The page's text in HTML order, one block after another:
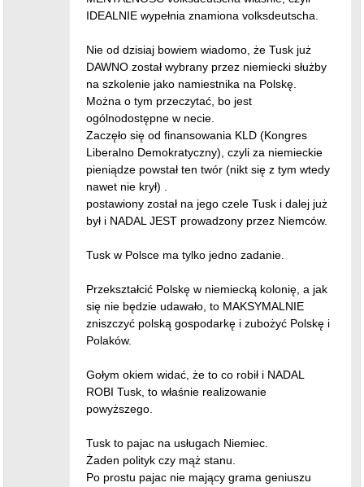
IDEALNIE wypełnia znamiona volksdeutscha.
Nie od dzisiaj bowiem wiadomo, że Tusk już
DAWNO został wybrany przez niemiecki służby
na szkolenie jako namiestnika na Polskę.
Można o tym przeczytać, bo jest
ogólnodostępne w necie.
Zaczęło się od finansowania KLD (Kongres
Liberalno Demokratyczny), czyli za niemieckie
pieniądze powstał ten twór (nikt się z tym wtedy
nawet nie krył) .
postawiony został na jego czele Tusk i dalej już
był i NADAL JEST prowadzony przez Niemców.
Tusk w Polsce ma tylko jedno zadanie.
Przekształcić Polskę w niemiecką kolonię, a jak
się nie będzie udawało, to MAKSYMALNIE
zniszczyć polską gospodarkę i zubożyć Polskę i
Polaków.
Gołym okiem widać, że to co robił i NADAL
ROBI Tusk, to właśnie realizowanie
powyższego.
Tusk to pajac na usługach Niemiec.
Żaden polityk czy mąż stanu.
Po prostu pajac nie mający grama geniuszu